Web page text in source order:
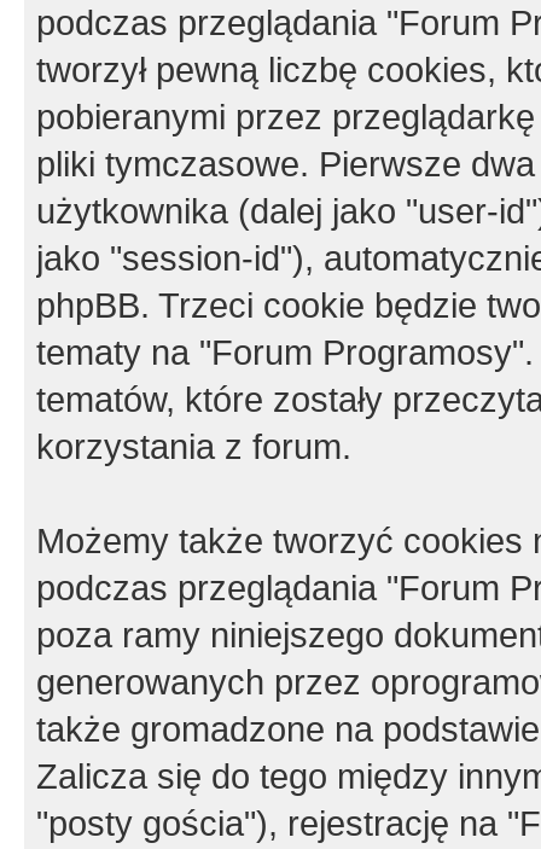
podczas przeglądania "Forum
tworzył pewną liczbę cookies,
pobieranymi przez
pliki tymczasowe. Pierwsze
użytkownika (dalej jako "user-
jako "session-id"),
phpBB. Trzeci cookie będzie
tematy na "Forum
tematów, które zostały
korzystania z forum.
Możemy także tworzyć cookies
podczas przeglądania "Forum
poza ramy niniejszego
generowanych przez
także gromadzone na
Zalicza się do tego między
"posty gościa"), rejestrację na